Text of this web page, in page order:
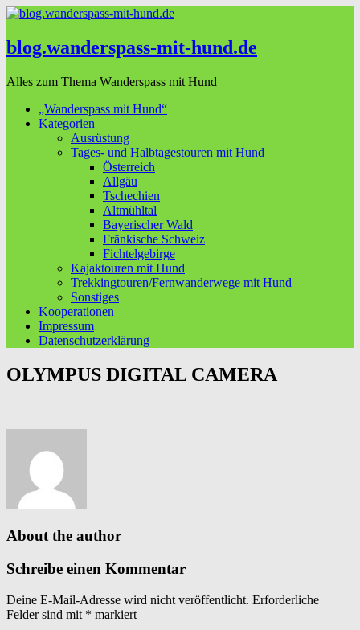
blog.wanderspass-mit-hund.de
Alles zum Thema Wanderspass mit Hund
„Wanderspass mit Hund“
Kategorien
Ausrüstung
Tages- und Halbtagestouren mit Hund
Österreich
Allgäu
Tschechien
Altmühltal
Bayerischer Wald
Fränkische Schweiz
Fichtelgebirge
Kajaktouren mit Hund
Trekkingtouren/Fernwanderwege mit Hund
Sonstiges
Kooperationen
Impressum
Datenschutzerklärung
OLYMPUS DIGITAL CAMERA
About the author
Schreibe einen Kommentar
Deine E-Mail-Adresse wird nicht veröffentlicht. Erforderliche
Felder sind mit * markiert